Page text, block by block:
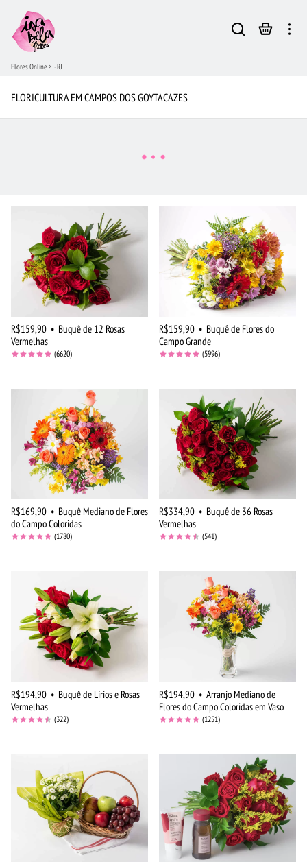
Flores Online - RJ
FLORICULTURA EM CAMPOS DOS GOYTACAZES
R$159,90 • Buquê de 12 Rosas
Vermelhas
(6620)
R$159,90 • Buquê de Flores do
Campo Grande
(5996)
R$169,90 • Buquê Mediano de Flores
do Campo Coloridas
(1780)
R$334,90 • Buquê de 36 Rosas
Vermelhas
(541)
R$194,90 • Buquê de Lírios e Rosas
Vermelhas
(322)
R$194,90 • Arranjo Mediano de
Flores do Campo Coloridas em Vaso
(1251)